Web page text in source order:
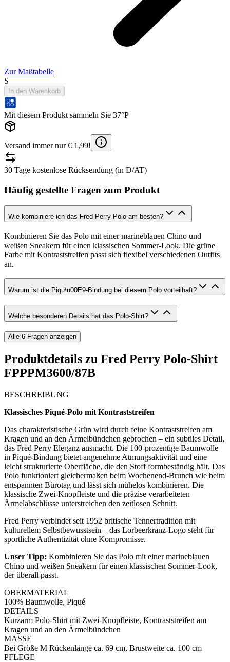
Zur Maßtabelle
S
In den Warenkorb
Mit diesem Produkt sammeln Sie 37°P
Versand immer nur € 1,99!
30 Tage kostenlose Rücksendung (in D/AT)
Häufig gestellte Fragen zum Produkt
Wie kombiniere ich das Fred Perry Polo am besten?
Kombinieren Sie das Polo mit einer marineblauen Chino und
weißen Sneakern für einen klassischen Sommer-Look. Die grüne
Farbe mit Kontraststreifen passt sich flexibel verschiedenen Outfits
an.
Warum ist die Piqu\u00E9-Bindung bei diesem Polo vorteilhaft?
Welche besonderen Details hat das Polo-Shirt?
Alle 6 Fragen anzeigen
Produktdetails zu Fred Perry Polo-Shirt
FPPPM3600/87B
BESCHREIBUNG
Klassisches Piqué-Polo mit Kontraststreifen
Das charakteristische Grün wird durch feine Kontraststreifen am
Kragen und an den Ärmelbündchen gebrochen – ein subtiles Detail,
das Fred Perry Eleganz ausmacht. Die 100-prozentige Baumwolle
in Piqué-Bindung bietet angenehme Atmungsaktivität und eine
leicht strukturierte Oberfläche, die den Stoff formbeständig hält. Das
Polo funktioniert gleichermaßen beim Wochenend-Brunch wie beim
entspannten Bürotag und lässt sich mühelos kombinieren. Die
klassische Zwei-Knopfleiste und die präzise verarbeiteten
Ärmelabschlüsse unterstreichen den zeitlosen Schnitt.
Fred Perry verbindet seit 1952 britische Tennertradition mit
kulturellem Selbstbewusstsein – das Lorbeerkranz-Logo steht für
sportliche Authentizität ohne Kompromisse.
Unser Tipp: Kombinieren Sie das Polo mit einer marineblauen
Chino und weißen Sneakern für einen klassischen Sommer-Look,
der überall passt.
OBERMATERIAL
100% Baumwolle, Piqué
DETAILS
Kurzarm Polo-Shirt mit Zwei-Knopfleiste, Kontraststreifen am
Kragen und an den Ärmelbündchen
MASSE
Bei Größe M Rückenlänge ca. 69 cm, Brustweite ca. 100 cm
PFLEGE